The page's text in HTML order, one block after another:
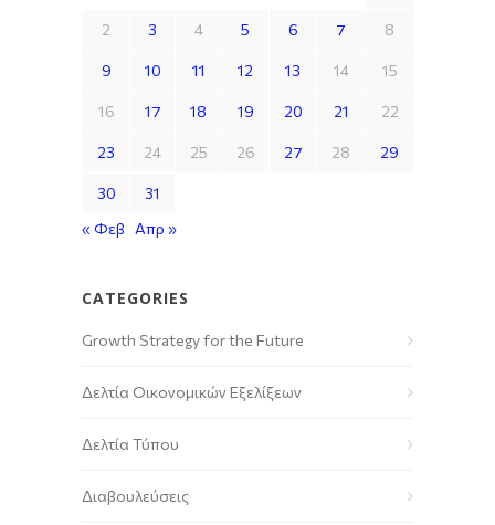
2 3 4 5 6 7 8
9 10 11 12 13 14 15
16 17 18 19 20 21 22
23 24 25 26 27 28 29
30
31
« Φεβ
Απρ »
CATEGORIES
Growth Strategy for the Future
Δελτία Οικονομικών Εξελίξεων
Δελτία Τύπου
Διαβουλεύσεις